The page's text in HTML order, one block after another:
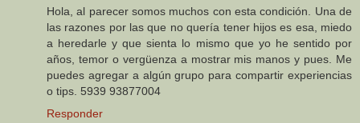
Hola, al parecer somos muchos con esta condición. Una de
las razones por las que no quería tener hijos es esa, miedo
a heredarle y que sienta lo mismo que yo he sentido por
años, temor o vergüenza a mostrar mis manos y pues. Me
puedes agregar a algún grupo para compartir experiencias
o tips. 5939 93877004
Responder